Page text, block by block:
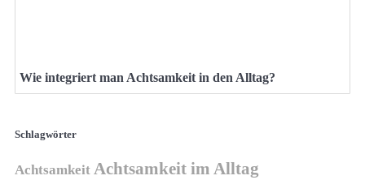
Wie integriert man Achtsamkeit in den Alltag?
Schlagwörter
Achtsamkeit Achtsamkeit im Alltag